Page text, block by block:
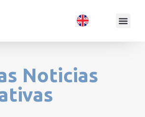
Noticias